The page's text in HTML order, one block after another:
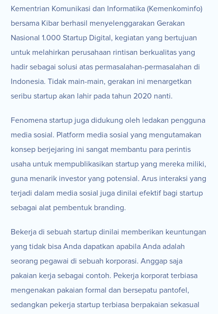
Kementrian Komunikasi dan Informatika (Kemenkominfo)
bersama Kibar berhasil menyelenggarakan Gerakan
Nasional 1.000 Startup Digital, kegiatan yang bertujuan
untuk melahirkan perusahaan rintisan berkualitas yang
hadir sebagai solusi atas permasalahan-permasalahan di
Indonesia. Tidak main-main, gerakan ini menargetkan
seribu startup akan lahir pada tahun 2020 nanti.
Fenomena startup juga didukung oleh ledakan pengguna
media sosial. Platform media sosial yang mengutamakan
konsep berjejaring ini sangat membantu para perintis
usaha untuk mempublikasikan startup yang mereka miliki,
guna menarik investor yang potensial. Arus interaksi yang
terjadi dalam media sosial juga dinilai efektif bagi startup
sebagai alat pembentuk branding.
Bekerja di sebuah startup dinilai memberikan keuntungan
yang tidak bisa Anda dapatkan apabila Anda adalah
seorang pegawai di sebuah korporasi. Anggap saja
pakaian kerja sebagai contoh. Pekerja korporat terbiasa
mengenakan pakaian formal dan bersepatu pantofel,
sedangkan pekerja startup terbiasa berpakaian sekasual